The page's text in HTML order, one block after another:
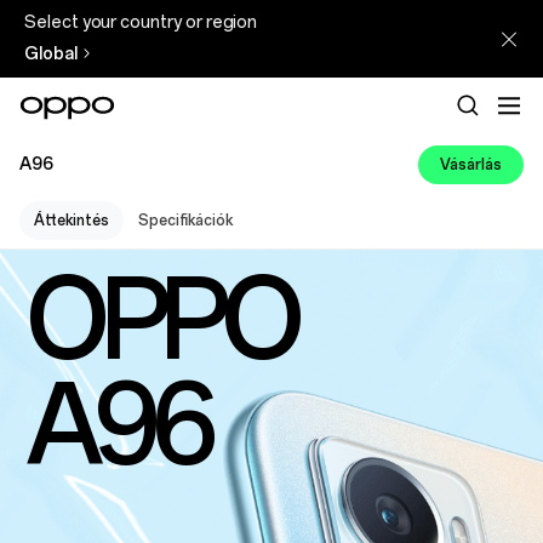
Select your country or region
Global
A96 Vásárlás
Áttekintés Specifikációk
OPPO
A96